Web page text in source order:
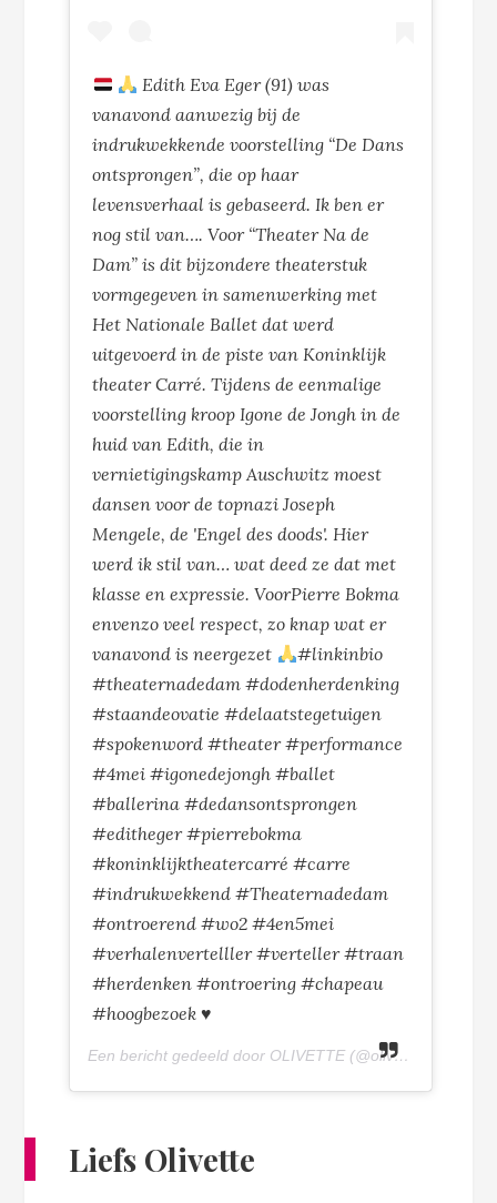
Edith Eva Eger (91) was
vanavond aanwezig bij de
indrukwekkende voorstelling “De Dans
ontsprongen”, die op haar
levensverhaal is gebaseerd. Ik ben er
nog stil van…. Voor “Theater Na de
Dam” is dit bijzondere theaterstuk
vormgegeven in samenwerking met
Het Nationale Ballet dat werd
uitgevoerd in de piste van Koninklijk
theater Carré. Tijdens de eenmalige
voorstelling kroop Igone de Jongh in de
huid van Edith, die in
vernietigingskamp Auschwitz moest
dansen voor de topnazi Joseph
Mengele, de 'Engel des doods'. Hier
werd ik stil van… wat deed ze dat met
klasse en expressie. VoorPierre Bokma
envenzo veel respect, zo knap wat er
vanavond is neergezet
#linkinbio
#theaternadedam #dodenherdenking
#staandeovatie #delaatstegetuigen
#spokenword #theater #performance
#4mei #igonedejongh #ballet
#ballerina #dedansontsprongen
#editheger #pierrebokma
#koninklijktheatercarré #carre
#indrukwekkend #Theaternadedam
#ontroerend #wo2 #4en5mei
#verhalenvertelller #verteller #traan
#herdenken #ontroering #chapeau
#hoogbezoek♥️
Een bericht gedeeld door OLIVETTE (@olivettepuntnl) op
Liefs Olivette